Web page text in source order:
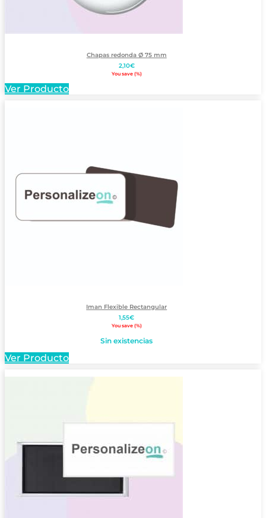
Chapas redonda Ø 75 mm
2,10€
You save (%)
Ver Producto
Iman Flexible Rectangular
1,55€
You save (%)
Sin existencias
Ver Producto